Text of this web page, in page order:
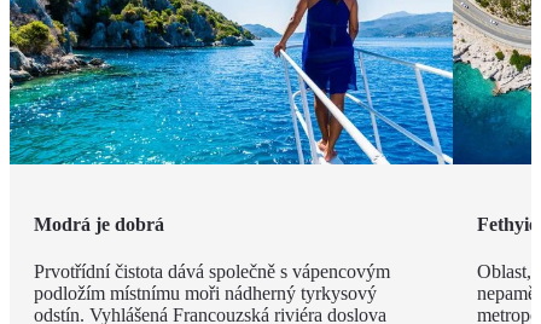
Modrá je dobrá
Prvotřídní čistota dává společně s vápencovým
podložím místnímu moři nádherný tyrkysový
odstín. Vyhlášená Francouzská riviéra doslova
Fethyie
Oblast,